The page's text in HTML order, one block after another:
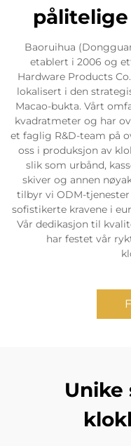
Baoruihua
etablert i 2006 og
Hardware Products
lokalisert i den
Macao-bukta. Vårt
kvadratmeter og har
et faglig R&D-team på
oss i produksjon av
slik som urbånd,
skiver og annen
tilbyr vi ODM-
sofistikerte kravene i
Vår dedikasjon til
har festet vår
Unike